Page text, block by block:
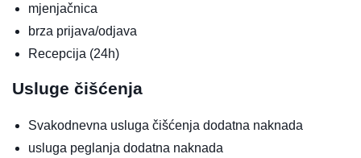
mjenjačnica
brza prijava/odjava
Recepcija (24h)
Usluge čišćenja
Svakodnevna usluga čišćenja dodatna naknada
usluga peglanja dodatna naknada